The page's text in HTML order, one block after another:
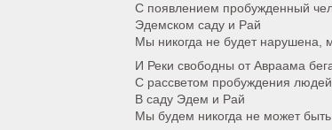
С появлением пробужденный
Эдемском саду и Рай
Мы никогда не будет нарушена,
И Реки свободны от Авраама
С рассветом пробуждения
В саду Эдем и Рай
Мы будем никогда не может